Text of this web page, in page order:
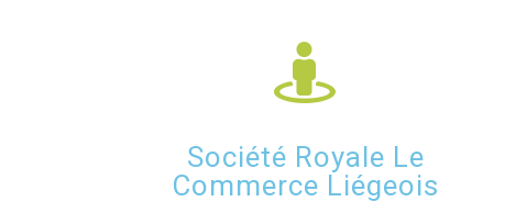
Société Royale Le
Commerce Liégeois